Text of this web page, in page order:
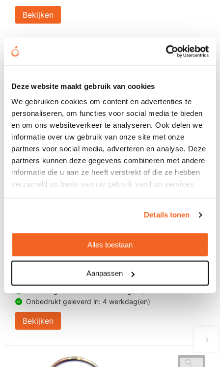
Deze website maakt gebruik van cookies
We gebruiken cookies om content en advertenties te
personaliseren, om functies voor social media te bieden
en om ons websiteverkeer te analyseren. Ook delen we
informatie over uw gebruik van onze site met onze
partners voor social media, adverteren en analyse. Deze
partners kunnen deze gegevens combineren met andere
informatie die u aan ze heeft verstrekt of die ze hebben
verzameld op basis van uw gebruik van hun services.
Details tonen
Alles toestaan
Aanpassen
Bekijken
Anti-stress octopus sleutelhanger
Onbedrukt geleverd in: 4 werkdag(en)
Bekijken